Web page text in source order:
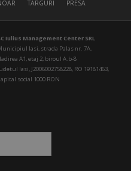
TARGURI PRESA
Iulius Management Center SRL
Iasi, strada Palas nr. 7A,
A1, etaj 2, biroul A.b-8
Iasi, J2006002758228, RO 19181463,
social 1000 RON